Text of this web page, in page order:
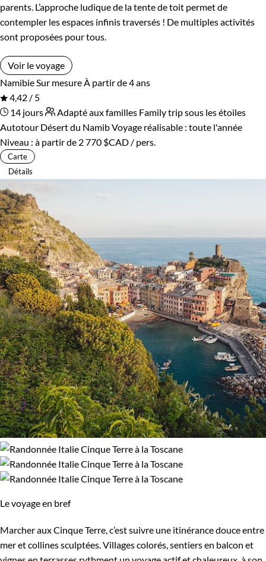
parents. L’approche ludique de la tente de toit permet de
contempler les espaces infinis traversés ! De multiples activités
sont proposées pour tous.
Voir le voyage
Namibie Sur mesure À partir de 4 ans
4,42 / 5
14 jours
Adapté aux familles Family trip sous les étoiles
Autotour Désert du NamibVoyage réalisable : toute l'année
Niveau : à partir de 2 770 $CAD / pers.
Carte
Détails
Le voyage en bref
Marcher aux Cinque Terre, c’est suivre une itinérance douce entre
mer et collines sculptées. Villages colorés, sentiers en balcon et